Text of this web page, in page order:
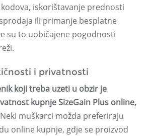
iskorištavanje prednosti
ili primanje besplatne
su to uobičajene pogodnosti
i privatnosti
koji treba uzeti u obzir je
kupnje SizeGain Plus online,
Neki muškarci možda preferiraju
online kupnje, gdje se proizvod